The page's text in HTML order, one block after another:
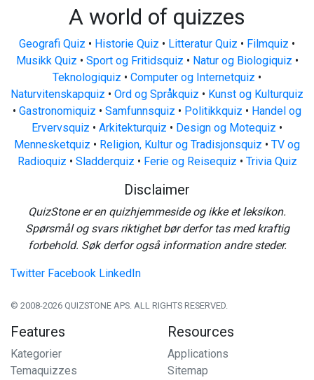
A world of quizzes
Geografi Quiz • Historie Quiz • Litteratur Quiz • Filmquiz •
Musikk Quiz • Sport og Fritidsquiz • Natur og Biologiquiz •
Teknologiquiz • Computer og Internetquiz •
Naturvitenskapquiz • Ord og Språkquiz • Kunst og Kulturquiz
• Gastronomiquiz • Samfunnsquiz • Politikkquiz • Handel og
Ervervsquiz • Arkitekturquiz • Design og Motequiz •
Mennesketquiz • Religion, Kultur og Tradisjonsquiz • TV og
Radioquiz • Sladderquiz • Ferie og Reisequiz • Trivia Quiz
Disclaimer
QuizStone er en quizhjemmeside og ikke et leksikon.
Spørsmål og svars riktighet bør derfor tas med kraftig
forbehold. Søk derfor også information andre steder.
Twitter Facebook LinkedIn
© 2008-2026 QUIZSTONE APS. ALL RIGHTS RESERVED.
Features
Kategorier
Temaquizzes
Resources
Applications
Sitemap